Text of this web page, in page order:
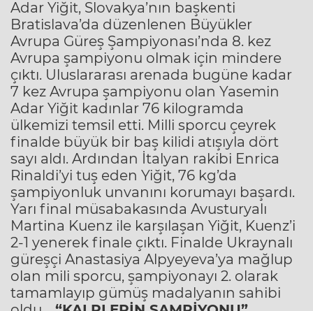
Adar Yiğit, Slovakya’nın başkenti
Bratislava’da düzenlenen Büyükler
Avrupa Güreş Şampiyonası’nda 8. kez
Avrupa şampiyonu olmak için mindere
çıktı. Uluslararası arenada bugüne kadar
7 kez Avrupa şampiyonu olan Yasemin
Adar Yiğit kadınlar 76 kilogramda
ülkemizi temsil etti. Milli sporcu çeyrek
finalde büyük bir baş kilidi atışıyla dört
sayı aldı. Ardından İtalyan rakibi Enrica
Rinaldi’yi tuş eden Yiğit, 76 kg’da
şampiyonluk unvanını korumayı başardı.
Yarı final müsabakasında Avusturyalı
Martina Kuenz ile karşılaşan Yiğit, Kuenz’i
2-1 yenerek finale çıktı. Finalde Ukraynalı
güreşçi Anastasiya Alpyeyeva’ya mağlup
olan mili sporcu, şampiyonayı 2. olarak
tamamlayıp gümüş madalyanın sahibi